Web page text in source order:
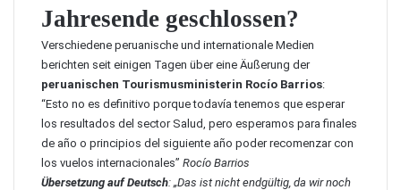
Jahresende geschlossen?
Verschiedene peruanische und internationale Medien
berichten seit einigen Tagen über eine Äußerung der
peruanischen Tourismusministerin Rocío Barrios:
“Esto no es definitivo porque todavía tenemos que esperar
los resultados del sector Salud, pero esperamos para finales
de año o principios del siguiente año poder recomenzar con
los vuelos internacionales” Rocío Barrios
Übersetzung auf Deutsch: „Das ist nicht endgültig, da wir noch